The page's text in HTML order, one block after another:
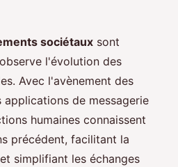
sociétaux sont
l'évolution des
Avec l'avènement des
applications de messagerie
humaines connaissent
précédent, facilitant la
simplifiant les échanges